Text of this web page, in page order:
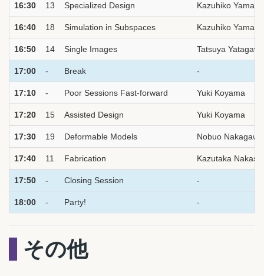
16:30 13 Specialized Design Kazuhiko
16:40 18 Simulation in Subspaces Kazuhiko
16:50 14 Single Images Tatsuya Yatagawa
17:00 - Break -
17:10 - Poor Sessions Fast-forward Yuki Koyama
17:20 15 Assisted Design Yuki Koyama
17:30 19 Deformable Models Nobuo Nakagawa
17:40 11 Fabrication Kazutaka
17:50 - Closing Session -
18:00 - Party! -
その他